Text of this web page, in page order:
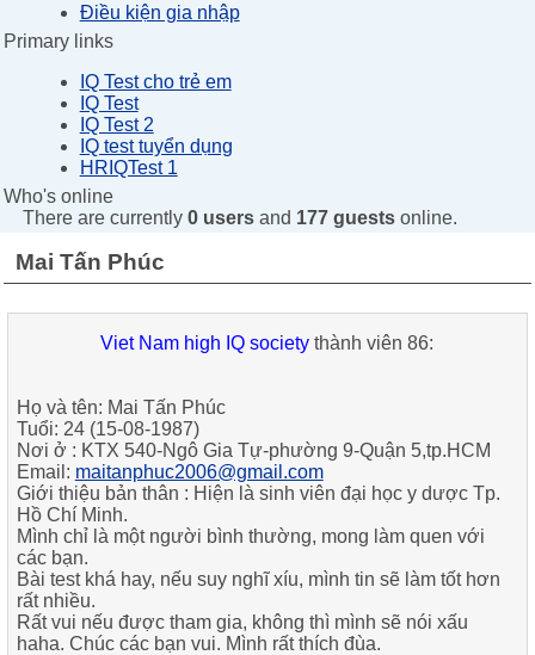
Điều kiện gia nhập
Primary links
IQ Test cho trẻ em
IQ Test
IQ Test 2
IQ test tuyển dụng
HRIQTest 1
Who's online
There are currently 0 usersand 177 guestsonline.
Mai Tấn Phúc
Viet Nam high IQ society thành viên 86:
Họ và tên: Mai Tấn Phúc
Tuổi: 24 (15-08-1987)
Nơi ở : KTX 540-Ngô Gia Tự-phường 9-Quận 5,tp.HCM
Email: maitanphuc2006@gmail.com
Giới thiệu bản thân : Hiện là sinh viên đại học y dược Tp.
Hồ Chí Minh.
Mình chỉ là một người bình thường, mong làm quen với
các bạn.
Bài test khá hay, nếu suy nghĩ xíu, mình tin sẽ làm tốt hơn
rất nhiều.
Rất vui nếu được tham gia, không thì mình sẽ nói xấu
haha. Chúc các bạn vui. Mình rất thích đùa.